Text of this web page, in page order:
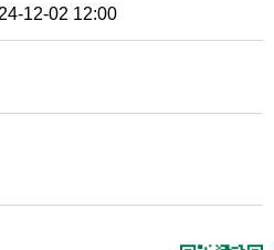
12-02 12:00